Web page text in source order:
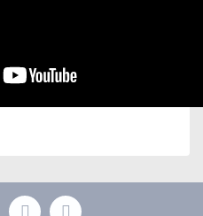
iletebilirsiniz.
ederiz.